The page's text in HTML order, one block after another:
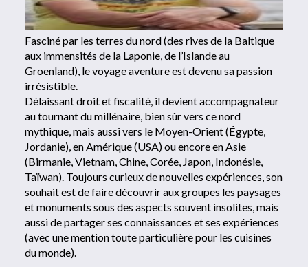
Fasciné par les terres du nord (des rives de la Baltique
aux immensités de la Laponie, de l’Islande au
Groenland), le voyage aventure est devenu sa passion
irrésistible.
Délaissant droit et fiscalité, il devient accompagnateur
au tournant du millénaire, bien sûr vers ce nord
mythique, mais aussi vers le Moyen-Orient (Égypte,
Jordanie), en Amérique (USA) ou encore en Asie
(Birmanie, Vietnam, Chine, Corée, Japon, Indonésie,
Taïwan). Toujours curieux de nouvelles expériences, son
souhait est de faire découvrir aux groupes les paysages
et monuments sous des aspects souvent insolites, mais
aussi de partager ses connaissances et ses expériences
(avec une mention toute particulière pour les cuisines
du monde).